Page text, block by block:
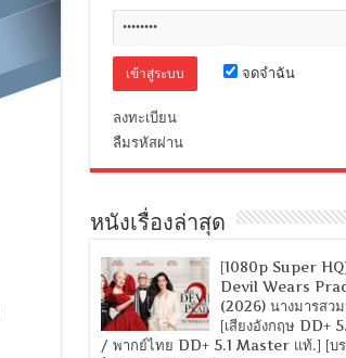
จดจำฉัน
ลงทะเบียน
ลืมรหัสผ่าน
หนังเรื่องล่าสุด
[1080p Super
Devil Wears
(2026) นางมารสว
[เสียงอังกฤษ DD+
/ พากย์ไทย DD+ 5.1 Master แท้.] [บร